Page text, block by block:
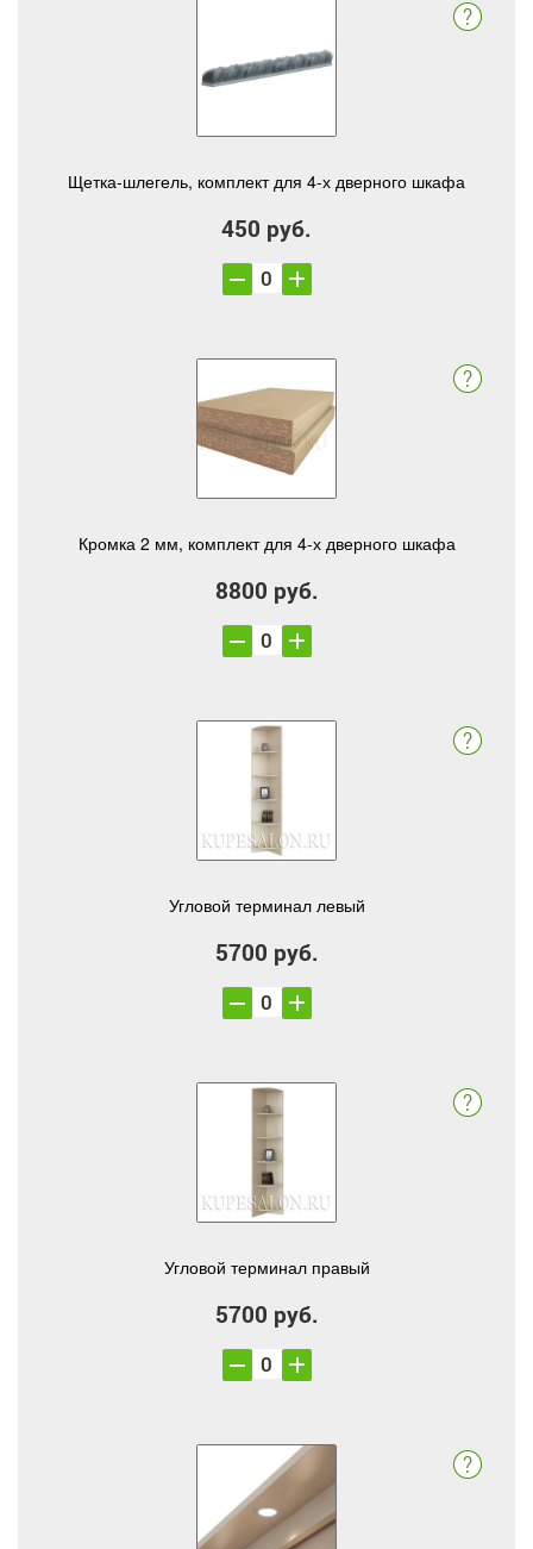
Щетка-шлегель, комплект для 4-х дверного шкафа
450 руб.
Кромка 2 мм, комплект для 4-х дверного шкафа
8800 руб.
Угловой терминал левый
5700 руб.
Угловой терминал правый
5700 руб.